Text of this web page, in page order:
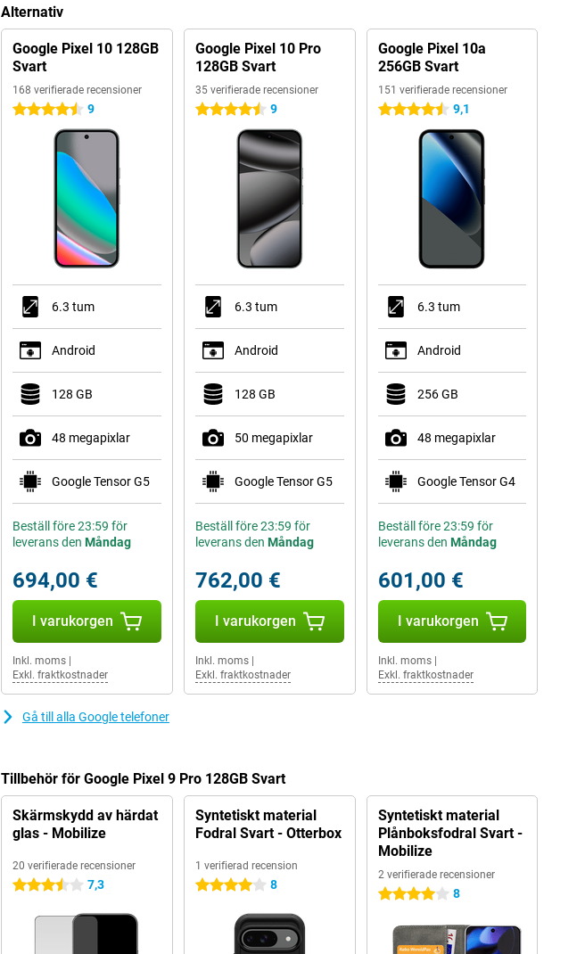
Alternativ
Google Pixel 10 128GB
Svart
168 verifierade recensioner
4.5 stjärnor 9
6.3 tum
Android
128 GB
48 megapixlar
Google Tensor G5
Beställ före 23:59 för
leverans den Måndag
694,00 €
I varukorgen
Inkl. moms
Exkl. fraktkostnader
Google Pixel 10 Pro
128GB Svart
35 verifierade recensioner
4.5 stjärnor 9
6.3 tum
Android
128 GB
50 megapixlar
Google Tensor G5
Beställ före 23:59 för
leverans den Måndag
762,00 €
I varukorgen
Inkl. moms|
Exkl. fraktkostnader
Google Pixel 10a
256GB Svart
151 verifierade recensioner
4.5 stjärnor 9,1
6.3 tum
Android
256 GB
48 megapixlar
Google Tensor G4
Beställ före 23:59 för
leverans den Måndag
601,00 €
I varukorgen
Inkl. moms|
Exkl. fraktkostnader
Gå till alla Google telefoner
Tillbehör för Google Pixel 9 Pro 128GB Svart
Skärmskydd av härdat
glas - Mobilize
20 verifierade recensioner
3.5 stjärnor 7,3
Syntetiskt material
Fodral Svart - Otterbox
1 verifierad recension
4 stjärnor 8
Syntetiskt material
Plånboksfodral Svart -
Mobilize
2 verifierade recensioner
4 stjärnor 8